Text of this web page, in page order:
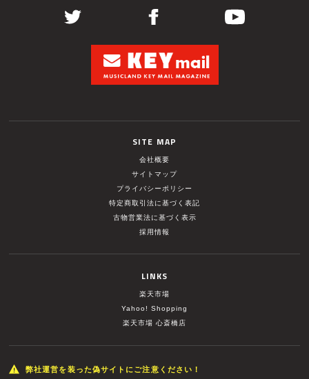
SITE MAP
会社概要
サイトマップ
プライバシーポリシー
特定商取引法に基づく表記
古物営業法に基づく表示
採用情報
LINKS
楽天市場
Yahoo! Shopping
楽天市場 心斎橋店
弊社運営を装った偽サイトにご注意ください！